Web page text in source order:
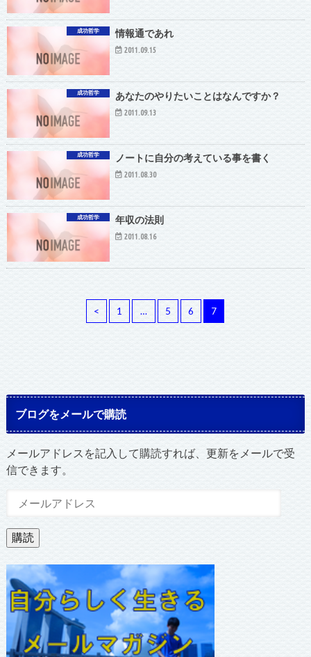
成功哲学 情報通であれ
2011.09.15
成功哲学 あなたのやりたいことはなんですか？
2011.09.13
成功哲学 ノートに自分の考えている事を書く
2011.08.30
成功哲学 年収の法則
2011.08.16
< 1 … 5 6 7
ブログをメールで購読
メールアドレスを記入して購読すれば、更新をメールで受
信できます。
ル
ア
ド
レ
ス
購読